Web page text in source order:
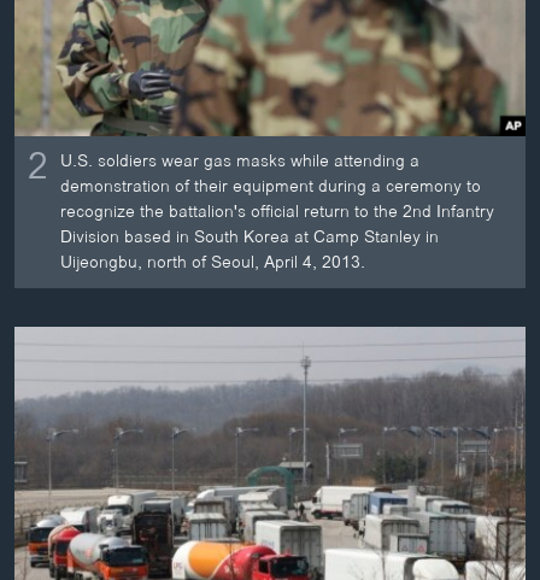
2 U.S. soldiers wear gas masks while attending a
demonstration of their equipment during a ceremony to
recognize the battalion's official return to the 2nd Infantry
Division based in South Korea at Camp Stanley in
Uijeongbu, north of Seoul, April 4, 2013.